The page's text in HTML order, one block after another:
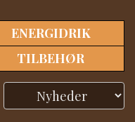
ENERGIDRIK
TILBEHØR